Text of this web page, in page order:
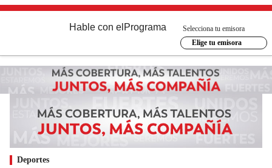
Hable con el Programa
Selecciona tu emisora
Elige tu emisora
Deportes